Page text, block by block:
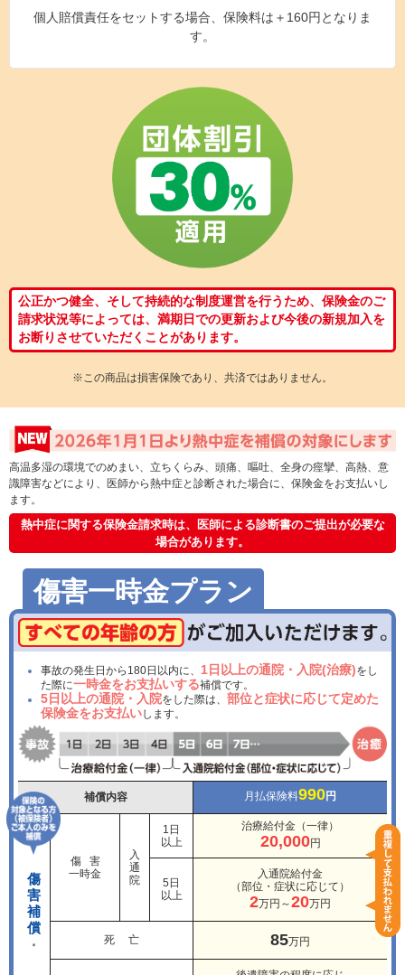
個人賠償責任をセットする場合、保険料は＋160円となりま
す。
公正かつ健全、そして持続的な制度運営を行うため、保険金のご
請求状況等によっては、満期日での更新および今後の新規加入を
お断りさせていただくことがあります。
※この商品は損害保険であり、共済ではありません。
高温多湿の環境でのめまい、立ちくらみ、頭痛、嘔吐、全身の痙攣、高熱、意
識障害などにより、医師から熱中症と診断された場合に、保険金をお支払いし
ます。
熱中症に関する保険金請求時は、医師による診断書のご提出が必要な
場合があります。
傷害一時金プラン
事故の発生日から180日以内に、 1日以上の通院・入院(治療)をし
た際に一時金をお支払いする補償です。
5日以上の通院・入院をした際は、 部位と症状に応じて定めた
保険金をお支払いします。
補償内容 月払保険料990円
傷
害
補
償
＊
傷 害
一時金
入
通
院
1日
以上
治療給付金（一律）
20,000円
5日
以上
入通院給付金
（部位・症状に応じて）
2万円～20万円
死 亡 85万円